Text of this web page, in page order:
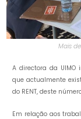
Mais
A directora da UIMO
que actualmente
do RENT, deste
Em relação aos